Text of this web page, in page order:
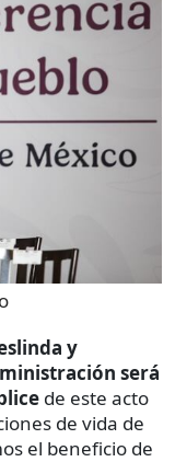
y
será
de este acto
de vida de
el beneficio de